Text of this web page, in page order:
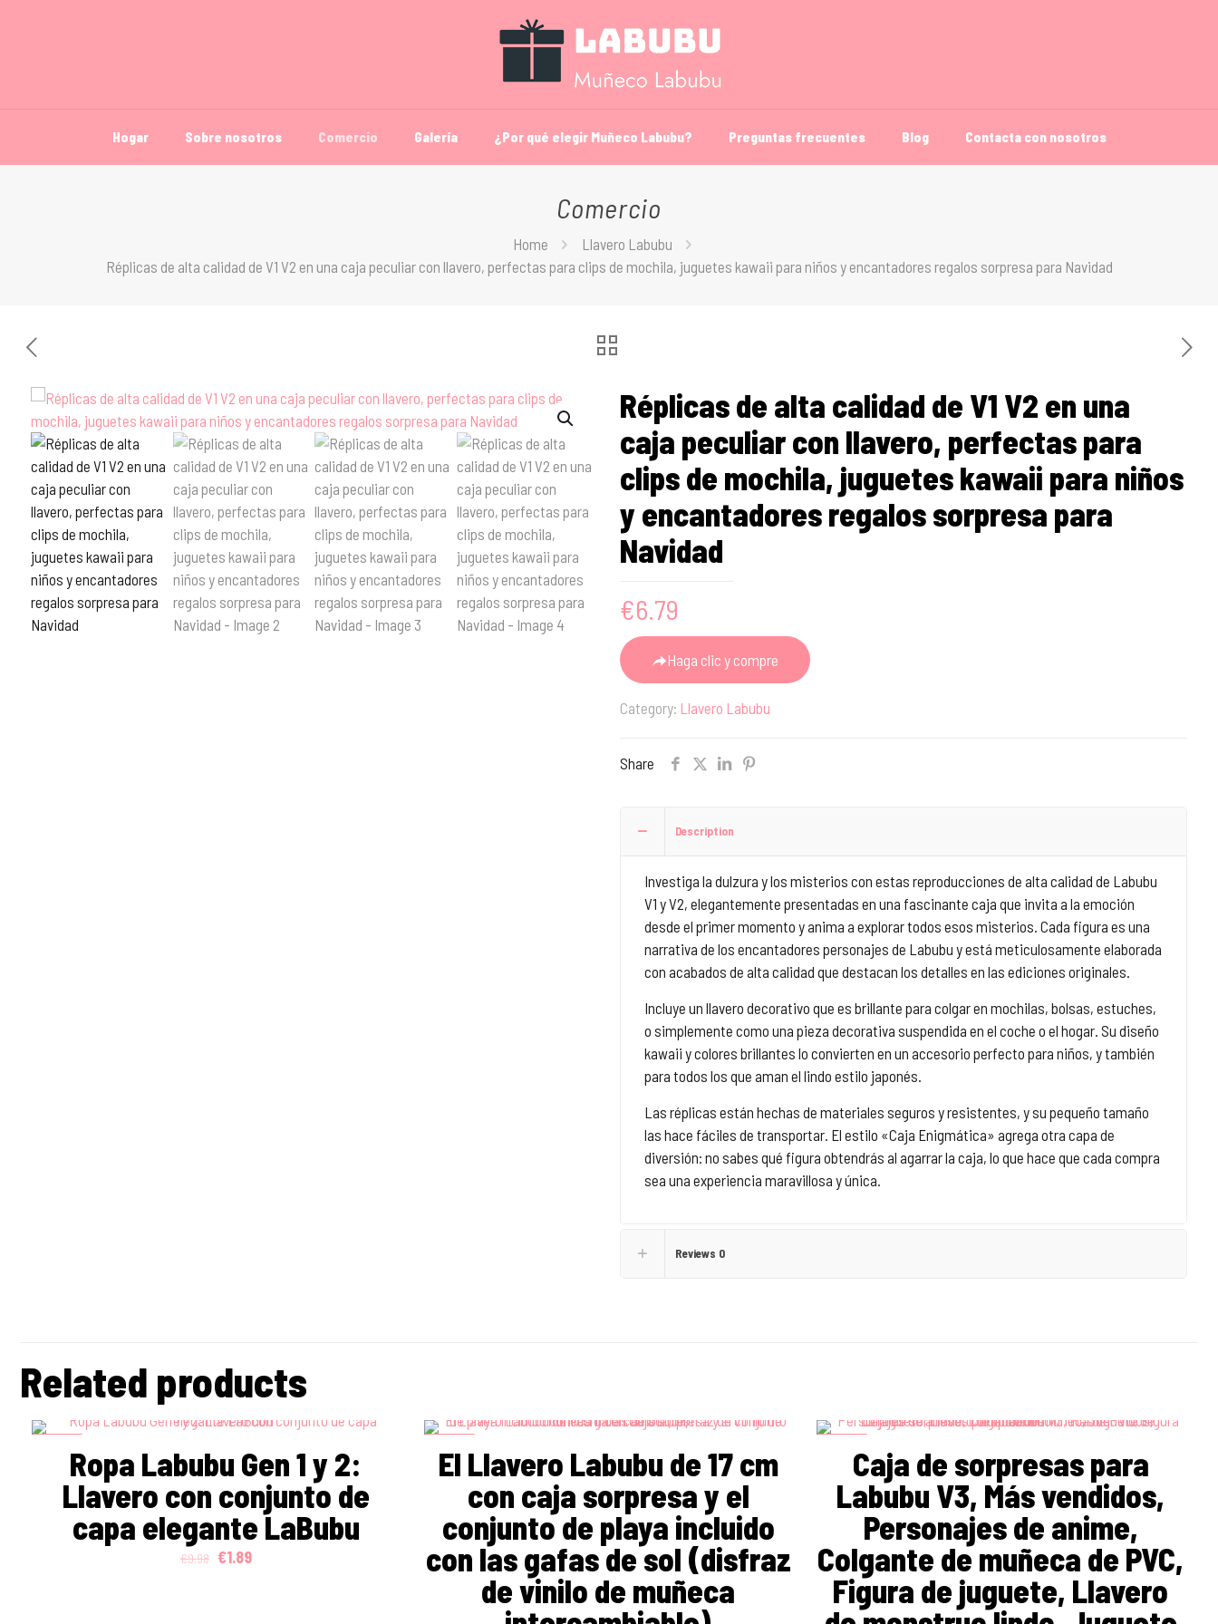
Hogar Sobre nosotros Comercio Galería ¿Por qué elegir Muñeco Labubu? Preguntas frecuentes Blog Contacta con nosotros
Comercio
Home
Llavero Labubu
Réplicas de alta calidad de V1 V2 en una caja peculiar con llavero, perfectas para clips de mochila, juguetes kawaii para niños y encantadores regalos sorpresa para Navidad
Réplicas de alta calidad de V1 V2 en una
caja peculiar con llavero, perfectas para
clips de mochila, juguetes kawaii para niños
y encantadores regalos sorpresa para
Navidad
€6.79
Haga clic y compre
Category: Llavero Labubu
Share
Description
Investiga la dulzura y los misterios con estas reproducciones de alta calidad de Labubu
V1 y V2, elegantemente presentadas en una fascinante caja que invita a la emoción
desde el primer momento y anima a explorar todos esos misterios. Cada figura es una
narrativa de los encantadores personajes de Labubu y está meticulosamente elaborada
con acabados de alta calidad que destacan los detalles en las ediciones originales.
Incluye un llavero decorativo que es brillante para colgar en mochilas, bolsas, estuches,
o simplemente como una pieza decorativa suspendida en el coche o el hogar. Su diseño
kawaii y colores brillantes lo convierten en un accesorio perfecto para niños, y también
para todos los que aman el lindo estilo japonés.
Las réplicas están hechas de materiales seguros y resistentes, y su pequeño tamaño
las hace fáciles de transportar. El estilo «Caja Enigmática» agrega otra capa de
diversión: no sabes qué figura obtendrás al agarrar la caja, lo que hace que cada compra
sea una experiencia maravillosa y única.
Reviews 0
Related products
Ropa Labubu Gen 1 y 2:
Llavero con conjunto de
capa elegante LaBubu
€9.98 Original
€1.89Current
El Llavero Labubu de 17 cm
con caja sorpresa y el
conjunto de playa incluido
con las gafas de sol (disfraz
de vinilo de muñeca
Caja de sorpresas para
Labubu V3, Más vendidos,
Personajes de anime,
Colgante de muñeca de PVC,
Figura de juguete, Llavero